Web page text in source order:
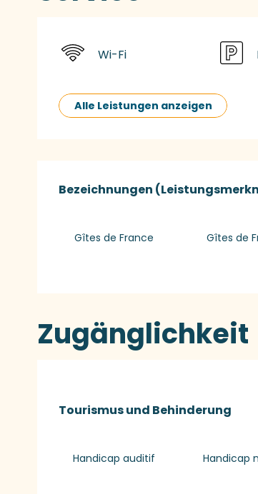
Wi-Fi
Alle Leistungen anzeigen
Bezeichnungen
Bezeichnungen
Gîtes de France Gîtes de
Zugänglichkeit
Tourismus und Behinderung
Tourismus und Behinderung
Handicap auditif Handicap